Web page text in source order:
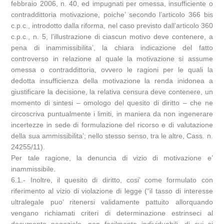
febbraio 2006, n. 40, ed impugnati per omessa, insufficiente o
contraddittoria motivazione, poiche’ secondo l’articolo 366 bis
c.p.c., introdotto dalla riforma, nel caso previsto dall’articolo 360
c.p.c., n. 5, l’illustrazione di ciascun motivo deve contenere, a
pena di inammissibilita’, la chiara indicazione del fatto
controverso in relazione al quale la motivazione si assume
omessa o contraddittoria, ovvero le ragioni per le quali la
dedotta insufficienza della motivazione la renda inidonea a
giustificare la decisione, la relativa censura deve contenere, un
momento di sintesi – omologo del quesito di diritto – che ne
circoscriva puntualmente i limiti, in maniera da non ingenerare
incertezze in sede di formulazione del ricorso e di valutazione
della sua ammissibilita’; nello stesso senso, tra le altre, Cass. n.
24255/11).
Per tale ragione, la denuncia di vizio di motivazione e’
inammissibile.
6.1.- Inoltre, il quesito di diritto, cosi’ come formulato con
riferimento al vizio di violazione di legge (“il tasso di interesse
ultralegale puo’ ritenersi validamente pattuito allorquando
vengano richiamati criteri di determinazione estrinseci al